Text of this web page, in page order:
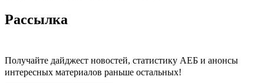
Рассылка
Получайте дайджест новостей, статистику АЕБ и анонсы
интересных материалов раньше остальных!